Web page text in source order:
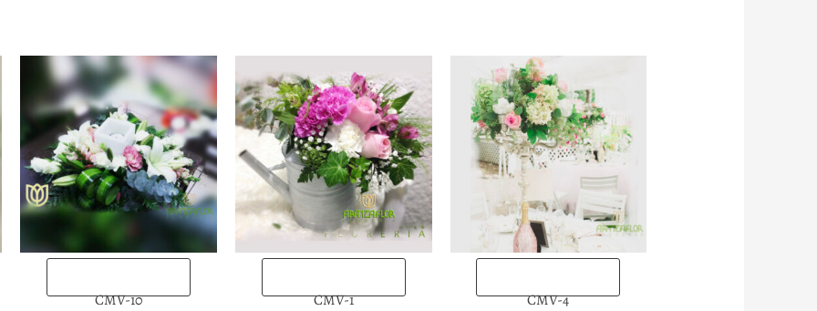
CMV-10 CMV-1 CMV-4